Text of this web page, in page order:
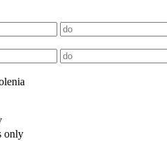
only